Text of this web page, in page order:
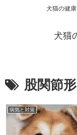
犬猫の健
犬猫
股関節
病気と対策